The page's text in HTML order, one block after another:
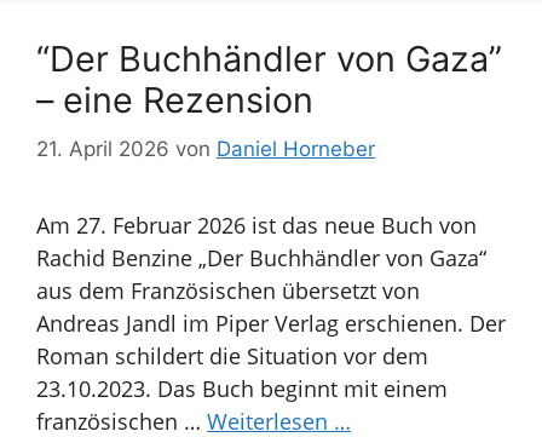
“Der Buchhändler von Gaza”
– eine Rezension
21. April 2026 von Daniel Horneber
Am 27. Februar 2026 ist das neue Buch von
Rachid Benzine „Der Buchhändler von Gaza“
aus dem Französischen übersetzt von
Andreas Jandl im Piper Verlag erschienen. Der
Roman schildert die Situation vor dem
23.10.2023. Das Buch beginnt mit einem
französischen … Weiterlesen …